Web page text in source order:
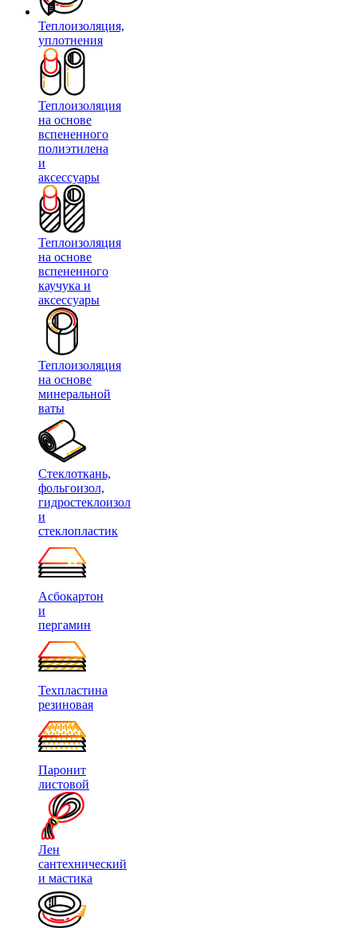
Теплоизоляция,
уплотнения
Теплоизоляция
на основе
вспененного
полиэтилена
и
аксессуары
Теплоизоляция
на основе
вспененного
каучука и
аксессуары
Теплоизоляция
на основе
минеральной
ваты
Стеклоткань,
фольгоизол,
гидростеклоизол
и
стеклопластик
Асбокартон
и
пергамин
Техпластина
резиновая
Паронит
листовой
Лен
сантехнический
и мастика